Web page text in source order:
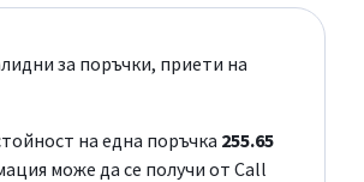
за поръчки, приети на
на една поръчка 255.65
може да се получи от Call